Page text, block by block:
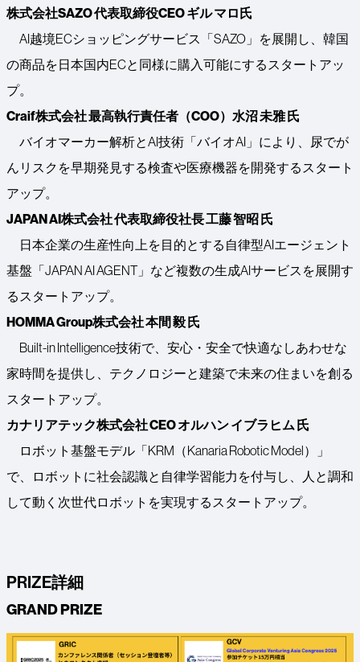
株式会社SAZO 代表取締役CEO ギル マロ氏
AI越境ECショッピングサービス「SAZO」を展開し、韓国
の商品を日本国内ECと同様に購入可能にするスタートアッ
プ。
Craif株式会社 最高執行責任者（COO）水沼 未雅 氏
バイオマーカー解析とAI技術「バイオAI」により、尿でが
んリスクを早期発見する検査や医療機器を開発するスタート
アップ。
JAPAN AI株式会社 代表取締役社長 工藤 智昭 氏
日本企業の生産性向上を目的とする自律型AIエージェント
基盤「JAPAN AI AGENT」など複数の生成AIサービスを展開す
るスタートアップ。
HOMMA Group株式会社 本間 毅 氏
Built-in Intelligence技術で、安心・安全で快適なしあわせな
家時間を提供し、テクノロジーと建築で未来の住まいを創る
スタートアップ。
カナリアテック株式会社 CEO オルハン イブラヒム 氏
ロボット基盤モデル「KRM（Kanaria Robotic Model）」
で、ロボットに社会認識と自律学習能力を付与し、人と調和
して動く次世代ロボットを実現するスタートアップ。
PRIZE詳細
GRAND PRIZE